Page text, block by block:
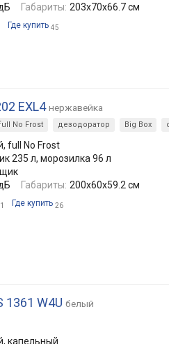
Габариты: 203x70x66.7 см
Где купить 45
EXL4 нержавейка
No Frost дезодоратор Big Box
full No Frost
235 л, морозилка 96 л
Габариты: 200х60х59.2 см
1 Где купить 26
1361 W4U белый
капельный